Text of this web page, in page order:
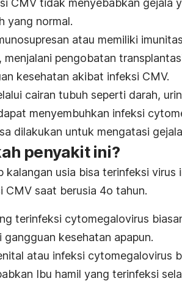
CMV tidak menyebabkan gejala
yang normal.
atau memiliki
menjalani pengobatan
kesehatan akibat infeksi CMV.
cairan tubuh seperti darah,
menyembuhkan infeksi
dilakukan untuk mengatasi
penyakit ini?
kalangan usia bisa terinfeksi virus
CMV saat berusia 4o tahun.
terinfeksi cytomegalovirus
kesehatan apapun.
atau infeksi cytomegalovirus
Ibu hamil yang terinfeksi